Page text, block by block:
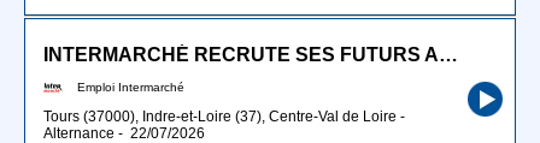
INTERMARCHÉ RECRUTE SES FUTURS APPRENTIS BOUCHERS H/F
Emploi Intermarché
Tours (37000), Indre-et-Loire (37), Centre-Val de Loire -
Alternance - 22/07/2026